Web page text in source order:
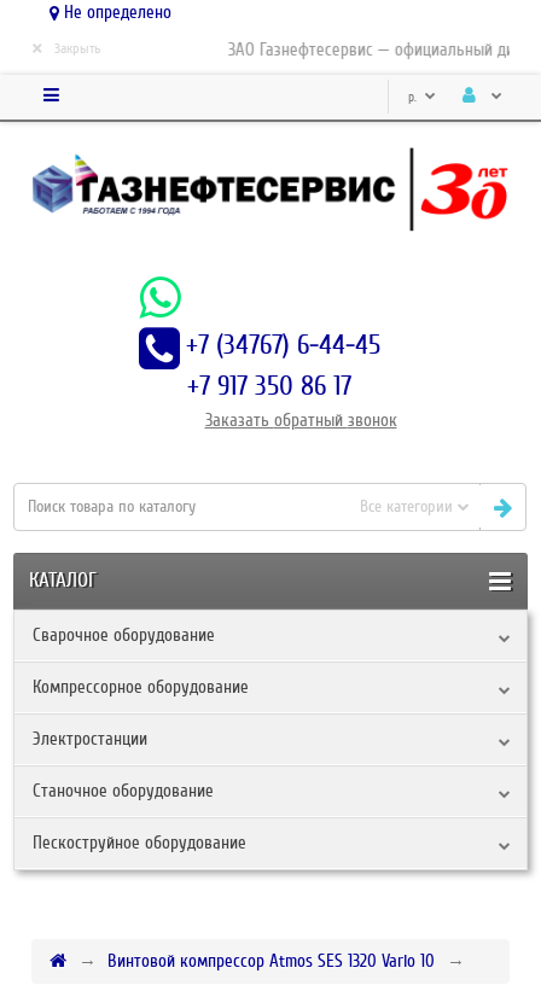
Не определено
ЗАО Газнефтесервис — официальный
× Закрыть
р.
+7 (34767) 6-44-45
+7 917 350 86 17
Заказать обратный звонок
Все категории
КАТАЛОГ
Сварочное оборудование
Компрессорное оборудование
Электростанции
Станочное оборудование
Пескоструйное оборудование
Винтовой компрессор Atmos SES 1320 Vario 10